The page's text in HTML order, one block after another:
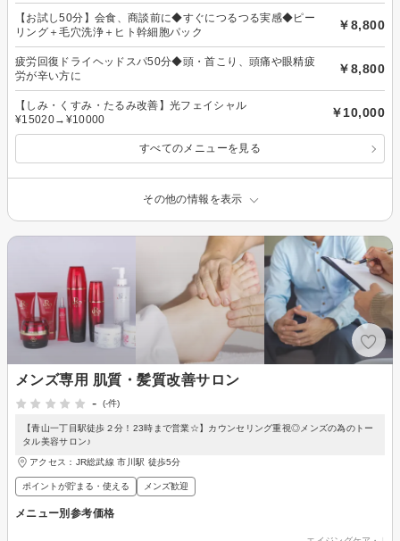
【お試し50分】会食、商談前に◆すぐにつるつる実感◆ピー
リング＋毛穴洗浄＋ヒト幹細胞パック
￥8,800
疲労回復ドライヘッドスパ50分◆頭・首こり、頭痛や眼精疲
労が辛い方に
￥8,800
【しみ・くすみ・たるみ改善】光フェイシャル
¥15020→¥10000
￥10,000
すべてのメニューを見る
その他の情報を表示
メンズ専用 肌質・髪質改善サロン
-
(-件)
【青山一丁目駅徒歩２分！23時まで営業☆】カウンセリング重視◎メンズの為のトー
タル美容サロン♪
アクセス：JR総武線 市川駅 徒歩5分
ポイントが貯まる・使える メンズ歓迎
メニュー別参考価格